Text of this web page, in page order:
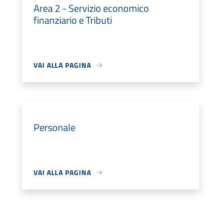
Area 2 - Servizio economico
finanziario e Tributi
VAI ALLA PAGINA
Personale
VAI ALLA PAGINA